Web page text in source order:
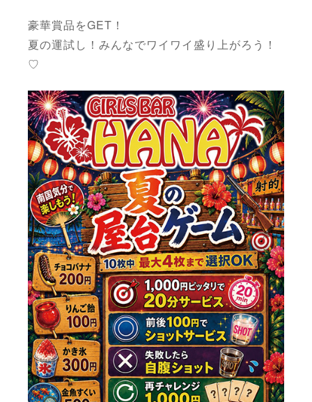
豪華賞品をGET！
夏の運試し！みんなでワイワイ盛り上がろう！
♡